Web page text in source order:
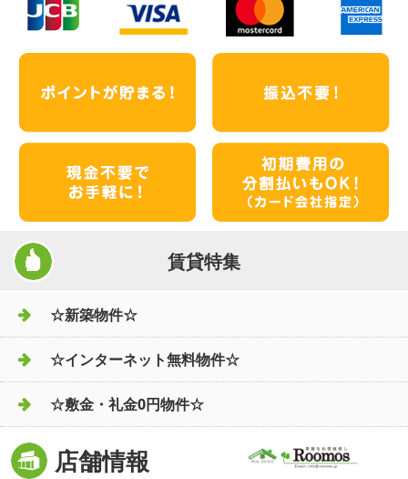
賃貸特集
☆新築物件☆
☆インターネット無料物件☆
☆敷金・礼金0円物件☆
店舗情報